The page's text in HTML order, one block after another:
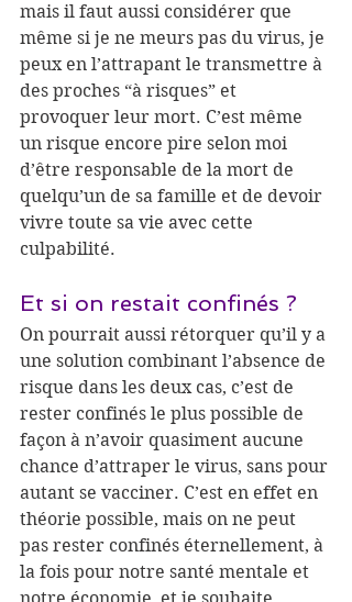
mais il faut aussi considérer que
même si je ne meurs pas du virus, je
peux en l’attrapant le transmettre à
des proches “à risques” et
provoquer leur mort. C’est même
un risque encore pire selon moi
d’être responsable de la mort de
quelqu’un de sa famille et de devoir
vivre toute sa vie avec cette
culpabilité.
Et si on restait confinés ?
On pourrait aussi rétorquer qu’il y a
une solution combinant l’absence de
risque dans les deux cas, c’est de
rester confinés le plus possible de
façon à n’avoir quasiment aucune
chance d’attraper le virus, sans pour
autant se vacciner. C’est en effet en
théorie possible, mais on ne peut
pas rester confinés éternellement, à
la fois pour notre santé mentale et